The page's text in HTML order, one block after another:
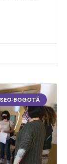
BOGOTÁ